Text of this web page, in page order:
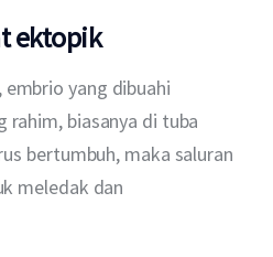
ektopik
yang dibuahi
rahim, biasanya di tuba
bertumbuh, maka saluran
meledak dan